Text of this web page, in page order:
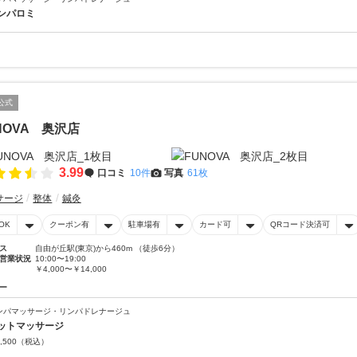
パロミ
式
奥沢店
3.99 口コミ 10件 写真 61枚
ージ 整体 鍼灸
クーポン有 駐車場有 カード可 QRコード決済可
自由が丘駅(東京)から460m （徒歩6分）
業状況 10:00〜19:00
￥4,000〜￥14,000
パマッサージ・リンパドレナージュ
トマッサージ
（税込）